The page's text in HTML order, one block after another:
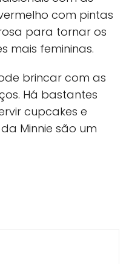
com pintas
para tornar os
mais femininas.
brincar com as
Há bastantes
cupcakes e
Minnie são um